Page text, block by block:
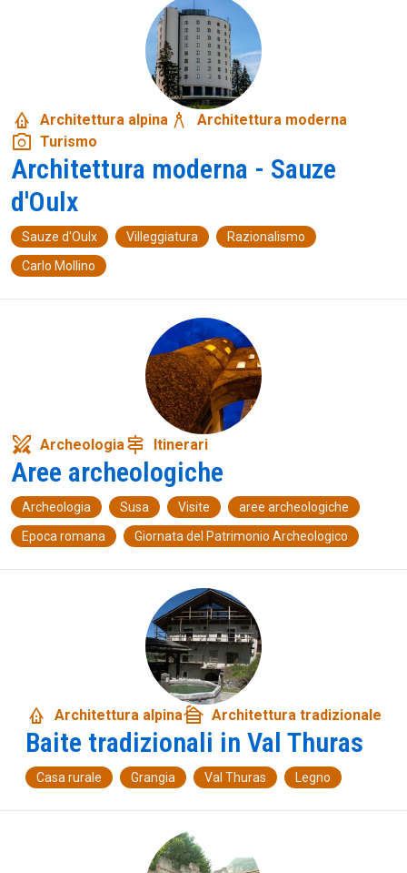
bungalow Architettura alpina architecture Architettura moderna
photo_camera Turismo
Architettura moderna - Sauze
d'Oulx
Sauze d'Oulx Villeggiatura
Razionalismo
Carlo Mollino
swords Archeologia signpost Itinerari
Aree archeologiche
Archeologia Susa Visite
aree archeologiche
Epoca romana
Giornata del Patrimonio Archeologico
bungalow Architettura alpinacabin Architettura tradizionale
Baite tradizionali in Val Thuras
Casa rurale Grangia Val Thuras Legno